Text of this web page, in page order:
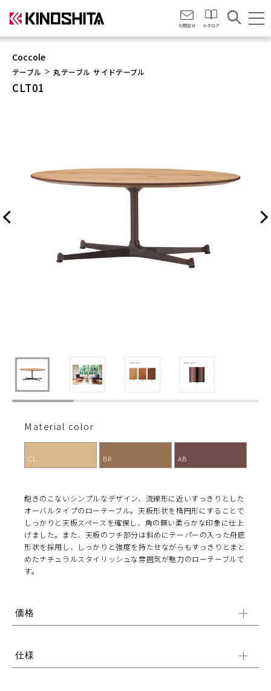
お問合せ カタログ
Coccole
テーブル 丸テーブル サイドテーブル
CLT01
Material color
CL BR AB
飽きのこないシンプルなデザイン、流線形に近いすっきりとした
オーバルタイプのローテーブル。天板形状を楕円形にすることで
しっかりと天板スペースを確保し、角の無い柔らかな印象に仕上
げました。また、天板のフチ部分は斜めにテーパーの入った舟底
形状を採用し、しっかりと強度を持たせながらもすっきりとまと
めたナチュラルスタイリッシュな雰囲気が魅力のローテーブルで
す。
価格
仕様